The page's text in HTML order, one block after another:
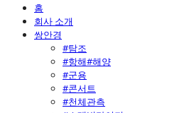
홈
회사 소개
쌍안경
#탐조
#항해#해양
#군용
#콘서트
#천체관측